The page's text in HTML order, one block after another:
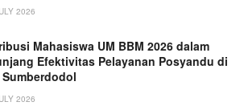
2026
Mahasiswa UM BBM 2026 dalam
Efektivitas Pelayanan Posyandu di
Sumberdodol
2026